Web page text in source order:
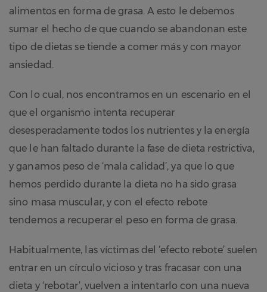
alimentos en forma de grasa. A esto le debemos
sumar el hecho de que cuando se abandonan este
tipo de dietas se tiende a comer más y con mayor
ansiedad.
Con lo cual, nos encontramos en un escenario en el
que el organismo intenta recuperar
desesperadamente todos los nutrientes y la energía
que le han faltado durante la fase de dieta restrictiva,
y ganamos peso de ‘mala calidad’, ya que lo que
hemos perdido durante la dieta no ha sido grasa
sino masa muscular, y con el efecto rebote
tendemos a recuperar el peso en forma de grasa.
Habitualmente, las víctimas del ‘efecto rebote’ suelen
entrar en un círculo vicioso y tras fracasar con una
dieta y ‘rebotar’, vuelven a intentarlo con una nueva